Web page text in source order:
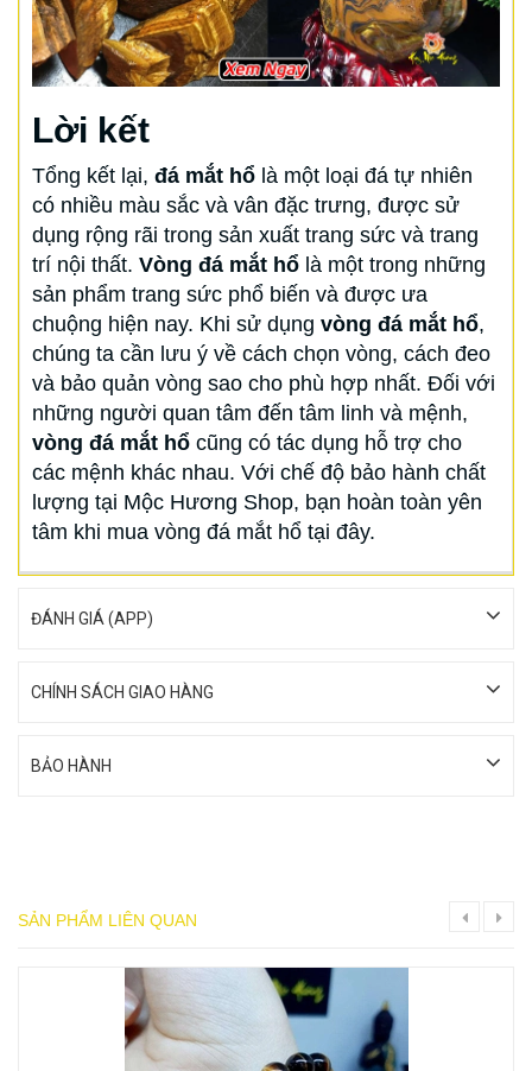
Lời kết
Tổng kết lại, đá mắt hổ là một loại đá tự nhiên
có nhiều màu sắc và vân đặc trưng, được sử
dụng rộng rãi trong sản xuất trang sức và trang
trí nội thất. Vòng đá mắt hổ là một trong những
sản phẩm trang sức phổ biến và được ưa
chuộng hiện nay. Khi sử dụng vòng đá mắt hổ,
chúng ta cần lưu ý về cách chọn vòng, cách đeo
và bảo quản vòng sao cho phù hợp nhất. Đối với
những người quan tâm đến tâm linh và mệnh,
vòng đá mắt hổ cũng có tác dụng hỗ trợ cho
các mệnh khác nhau. Với chế độ bảo hành chất
lượng tại Mộc Hương Shop, bạn hoàn toàn yên
tâm khi mua vòng đá mắt hổ tại đây.
ĐÁNH GIÁ (APP)
CHÍNH SÁCH GIAO HÀNG
BẢO HÀNH
SẢN PHẨM LIÊN QUAN